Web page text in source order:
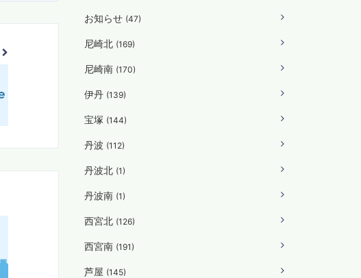
お知らせ (47)
尼崎北 (169)
尼崎南 (170)
伊丹 (139)
宝塚 (144)
丹波 (112)
丹波北 (1)
丹波南 (1)
西宮北 (126)
西宮南 (191)
芦屋 (145)